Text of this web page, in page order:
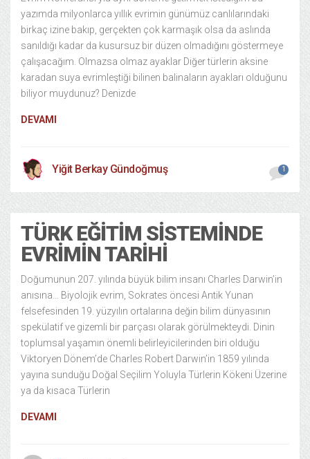
yazımda milyonlarca yıllık evrimin günümüz canlılarındaki
birkaç izine bakıp, gerçekten çok karmaşık olsa da aslında
sanıldığı kadar da kusursuz bir düzen olmadığını göstermeye
çalışacağım. Olmazsa olmaz ayaklar Diğer türlerin aksine
karadan suya evrimleştiği bilinen balinaların ayakları olduğunu
biliyor muydunuz? Denizde
DEVAMI
Yiğit Berkay Gündoğmuş 1
TÜRK EĞITIM SISTEMINDE
EVRIMIN TARIHI
Doğumunun 207. yılında büyük bilim insanı Charles Darwin’in
anısına… Biyolojik evrim, Sokrates öncesi Antik Yunan
felsefesinden 19. yüzyılın ortalarına değin bilim dünyasının
spekülatif ve gizemli bir parçası olarak görülmekteydi. Dinin
toplumsal yaşamın önemli belirleyicilerinden biri olduğu
Viktoryen Dönem’de Charles Robert Darwin’in 1859 yılında
yayına sunduğu Doğal Seçilim Yoluyla Türlerin Kökeni Üzerine
ya da kısaca Türlerin
DEVAMI